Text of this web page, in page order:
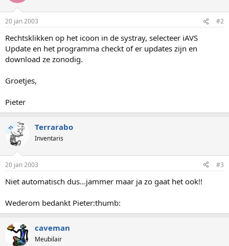
20 jan 2003 #2
Rechtsklikken op het icoon in de systray, selecteer iAVS
Update en het programma checkt of er updates zijn en
download ze zonodig.
Groetjes,
Pieter
TS Terrarabo
Inventaris
20 jan 2003 #3
Niet automatisch dus...jammer maar ja zo gaat het ook!!
Wederom bedankt Pieter:thumb:
caveman
Meubilair